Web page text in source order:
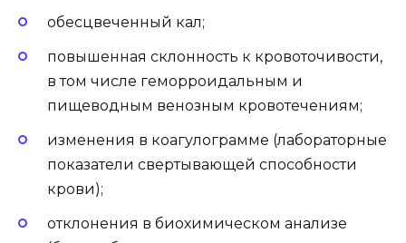
обесцвеченный кал;
повышенная склонность к кровоточивости,
в том числе геморроидальным и
пищеводным венозным кровотечениям;
изменения в коагулограмме (лабораторные
показатели свертывающей способности
крови);
отклонения в биохимическом анализе